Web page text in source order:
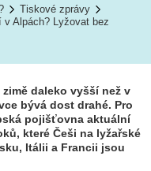
Tiskové zprávy
Alpách? Lyžovat bez
zimě daleko vyšší než v
bývá dost drahé. Pro
pojišťovna aktuální
které Češi na lyžařské
Itálii a Francii jsou